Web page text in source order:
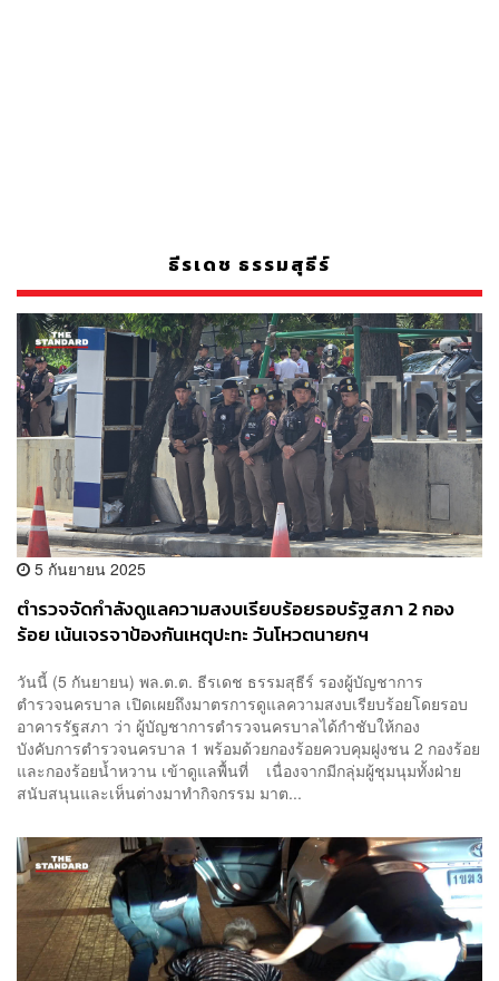
ธีรเดช ธรรมสุธีร์
5 กันยายน 2025
ตำรวจจัดกำลังดูแลความสงบเรียบร้อยรอบรัฐสภา 2 กอง
ร้อย เน้นเจรจาป้องกันเหตุปะทะ วันโหวตนายกฯ
วันนี้ (5 กันยายน) พล.ต.ต. ธีรเดช ธรรมสุธีร์ รองผู้บัญชาการ
ตำรวจนครบาล เปิดเผยถึงมาตรการดูแลความสงบเรียบร้อยโดยรอบ
อาคารรัฐสภา ว่า ผู้บัญชาการตำรวจนครบาลได้กำชับให้กอง
บังคับการตำรวจนครบาล 1 พร้อมด้วยกองร้อยควบคุมฝูงชน 2 กองร้อย
และกองร้อยน้ำหวาน เข้าดูแลพื้นที่ เนื่องจากมีกลุ่มผู้ชุมนุมทั้งฝ่าย
สนับสนุนและเห็นต่างมาทำกิจกรรม มาต...